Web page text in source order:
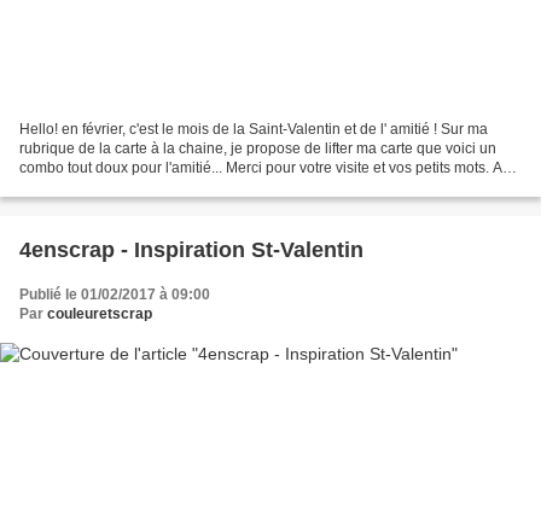
Hello! en février, c'est le mois de la Saint-Valentin et de l' amitié ! Sur ma
rubrique de la carte à la chaine, je propose de lifter ma carte que voici un
combo tout doux pour l'amitié... Merci pour votre visite et vos petits mots. A
4enscrap - Inspiration St-Valentin
Publié le 01/02/2017 à 09:00
Par couleuretscrap